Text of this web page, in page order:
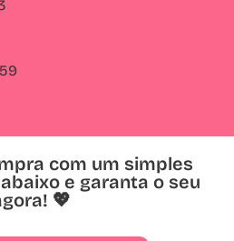
com um simples
e garanta o seu
💖